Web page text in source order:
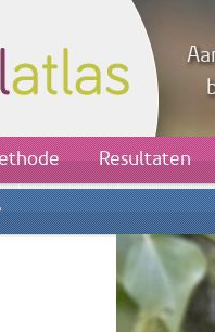
Resultaten